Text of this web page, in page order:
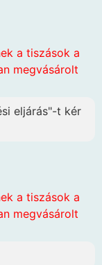
a tiszások a
megvásárolt
eljárás"-t kér
a tiszások a
megvásárolt